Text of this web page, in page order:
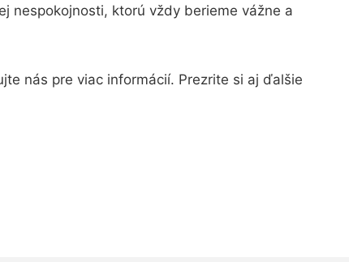
nespokojnosti, ktorú vždy berieme vážne a
nás pre viac informácií. Prezrite si aj ďalšie